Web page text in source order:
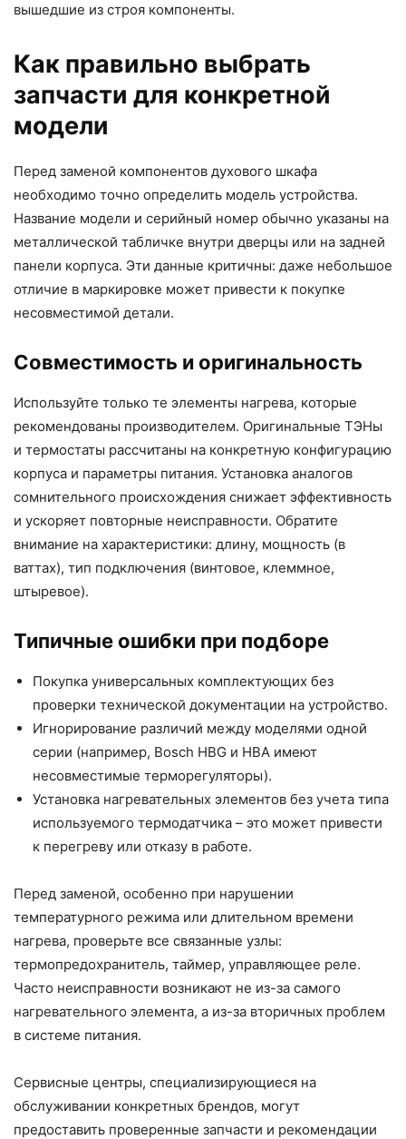
вышедшие из строя компоненты.
Как правильно выбрать
запчасти для конкретной
модели
Перед заменой компонентов духового шкафа
необходимо точно определить модель устройства.
Название модели и серийный номер обычно указаны на
металлической табличке внутри дверцы или на задней
панели корпуса. Эти данные критичны: даже небольшое
отличие в маркировке может привести к покупке
несовместимой детали.
Совместимость и оригинальность
Используйте только те элементы нагрева, которые
рекомендованы производителем. Оригинальные ТЭНы
и термостаты рассчитаны на конкретную конфигурацию
корпуса и параметры питания. Установка аналогов
сомнительного происхождения снижает эффективность
и ускоряет повторные неисправности. Обратите
внимание на характеристики: длину, мощность (в
ваттах), тип подключения (винтовое, клеммное,
штыревое).
Типичные ошибки при подборе
Покупка универсальных комплектующих без
проверки технической документации на устройство.
Игнорирование различий между моделями одной
серии (например, Bosch HBG и HBA имеют
несовместимые терморегуляторы).
Установка нагревательных элементов без учета типа
используемого термодатчика – это может привести
к перегреву или отказу в работе.
Перед заменой, особенно при нарушении
температурного режима или длительном времени
нагрева, проверьте все связанные узлы:
термопредохранитель, таймер, управляющее реле.
Часто неисправности возникают не из-за самого
нагревательного элемента, а из-за вторичных проблем
в системе питания.
Сервисные центры, специализирующиеся на
обслуживании конкретных брендов, могут
предоставить проверенные запчасти и рекомендации